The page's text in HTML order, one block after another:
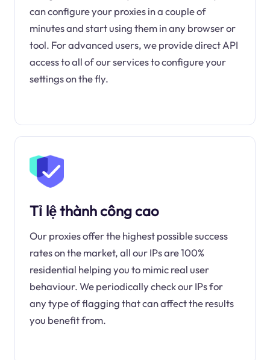
can configure your proxies in a couple of
minutes and start using them in any browser or
tool. For advanced users, we provide direct API
access to all of our services to configure your
settings on the fly.
Tỉ lệ thành công cao
Our proxies offer the highest possible success
rates on the market, all our IPs are 100%
residential helping you to mimic real user
behaviour. We periodically check our IPs for
any type of flagging that can affect the results
you benefit from.